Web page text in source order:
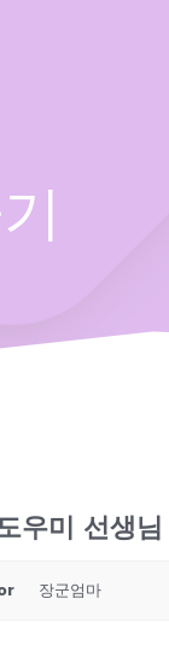
우미 선생
장군엄마